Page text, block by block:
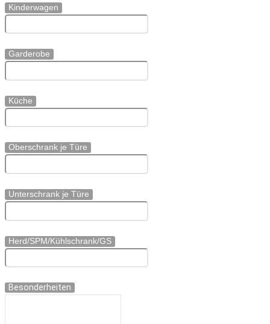
Kinderwagen
Garderobe
Küche
Oberschrank je Türe
Unterschrank je Türe
Herd/SPM/Kühlschrank/GS
Besonderheiten